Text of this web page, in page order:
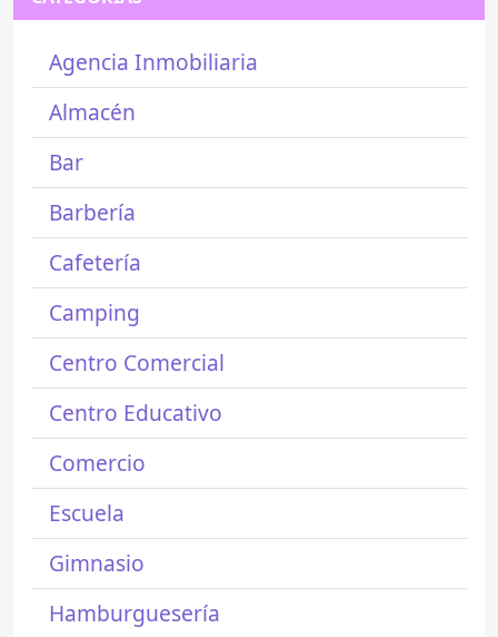
Agencia Inmobiliaria
Almacén
Bar
Barbería
Cafetería
Camping
Centro Comercial
Centro Educativo
Comercio
Escuela
Gimnasio
Hamburguesería